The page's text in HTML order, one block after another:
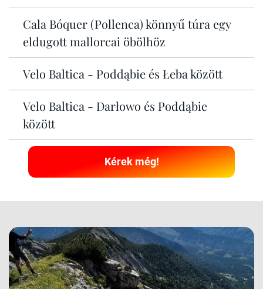
Cala Bóquer (Pollenca) könnyű túra egy
eldugott mallorcai öbölhöz
Velo Baltica - Poddąbie és Łeba között
Velo Baltica - Darłowo és Poddąbie
között
Kérek még!